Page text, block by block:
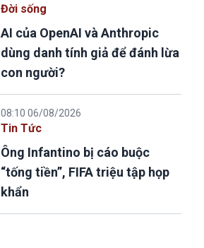
Đời sống
AI của OpenAI và Anthropic
dùng danh tính giả để đánh lừa
con người?
08:10 06/08/2026
Tin Tức
Ông Infantino bị cáo buộc
“tống tiền”, FIFA triệu tập họp
khẩn